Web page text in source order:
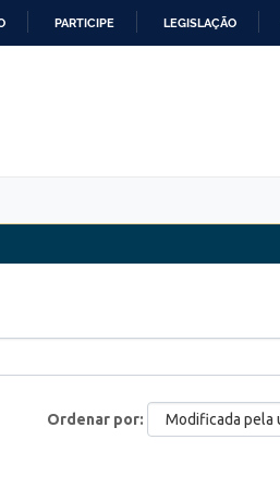
PARTICIPE LEGISLAÇÃO
Ordenar por